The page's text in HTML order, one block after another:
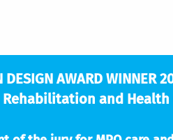
DESIGN AWARD
and Health